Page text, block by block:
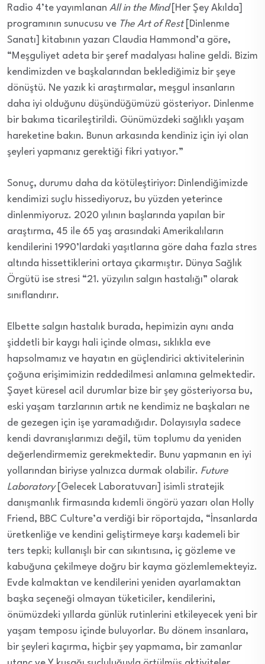
Radio 4’te yayımlanan All in the Mind[Her Şey Akılda]
programının sunucusu ve The Art of Rest[Dinlenme
Sanatı] kitabının yazarı Claudia Hammond’a göre,
“Meşguliyet adeta bir şeref madalyası haline geldi. Bizim
kendimizden ve başkalarından beklediğimiz bir şeye
dönüştü. Ne yazık ki araştırmalar, meşgul insanların
daha iyi olduğunu düşündüğümüzü gösteriyor. Dinlenme
bir bakıma ticarileştirildi. Günümüzdeki sağlıklı yaşam
hareketine bakın. Bunun arkasında kendiniz için iyi olan
şeyleri yapmanız gerektiği fikri yatıyor.”
Sonuç, durumu daha da kötüleştiriyor: Dinlendiğimizde
kendimizi suçlu hissediyoruz, bu yüzden yeterince
dinlenmiyoruz. 2020 yılının başlarında yapılan bir
araştırma, 45 ile 65 yaş arasındaki Amerikalıların
kendilerini 1990’lardaki yaşıtlarına göre daha fazla stres
altında hissettiklerini ortaya çıkarmıştır. Dünya Sağlık
Örgütü ise stresi “21. yüzyılın salgın hastalığı” olarak
sınıflandırır.
Elbette salgın hastalık burada, hepimizin aynı anda
şiddetli bir kaygı hali içinde olması, sıklıkla eve
hapsolmamız ve hayatın en güçlendirici aktivitelerinin
çoğuna erişimimizin reddedilmesi anlamına gelmektedir.
Şayet küresel acil durumlar bize bir şey gösteriyorsa bu,
eski yaşam tarzlarının artık ne kendimiz ne başkaları ne
de gezegen için işe yaramadığıdır. Dolayısıyla sadece
kendi davranışlarımızı değil, tüm toplumu da yeniden
değerlendirmemiz gerekmektedir. Bunu yapmanın en iyi
yollarından biriyse yalnızca durmak olabilir. Future
Laboratory[Gelecek Laboratuvarı] isimli stratejik
danışmanlık firmasında kıdemli öngörü yazarı olan Holly
Friend, BBC Culture’a verdiği bir röportajda, “İnsanlarda
üretkenliğe ve kendini geliştirmeye karşı kademeli bir
ters tepki; kullanışlı bir can sıkıntısına, iç gözleme ve
kabuğuna çekilmeye doğru bir kayma gözlemlemekteyiz.
Evde kalmaktan ve kendilerini yeniden ayarlamaktan
başka seçeneği olmayan tüketiciler, kendilerini,
önümüzdeki yıllarda günlük rutinlerini etkileyecek yeni bir
yaşam temposu içinde buluyorlar. Bu dönem insanlara,
bir şeyleri kaçırma, hiçbir şey yapmama, bir zamanlar